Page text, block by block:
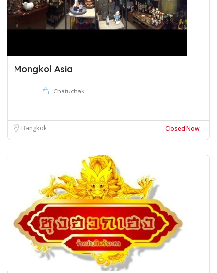
Mongkol Asia
Chatuchak
Bangkok Closed Now